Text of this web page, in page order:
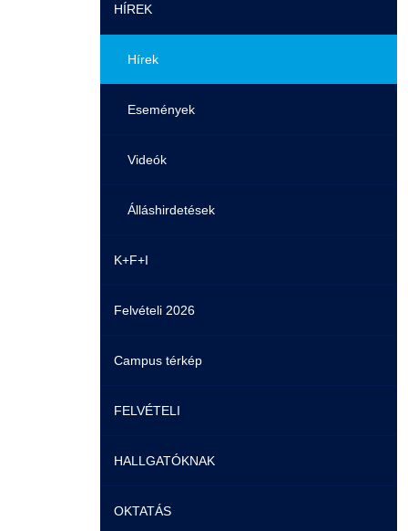
HÍREK
Hírek
Események
Videók
Álláshirdetések
K+F+I
Felvételi 2026
Campus térkép
FELVÉTELI
Pontozási rendszer szabályai
Felvetteknek
HALLGATÓKNAK
Képzéseink
OKTATÁS